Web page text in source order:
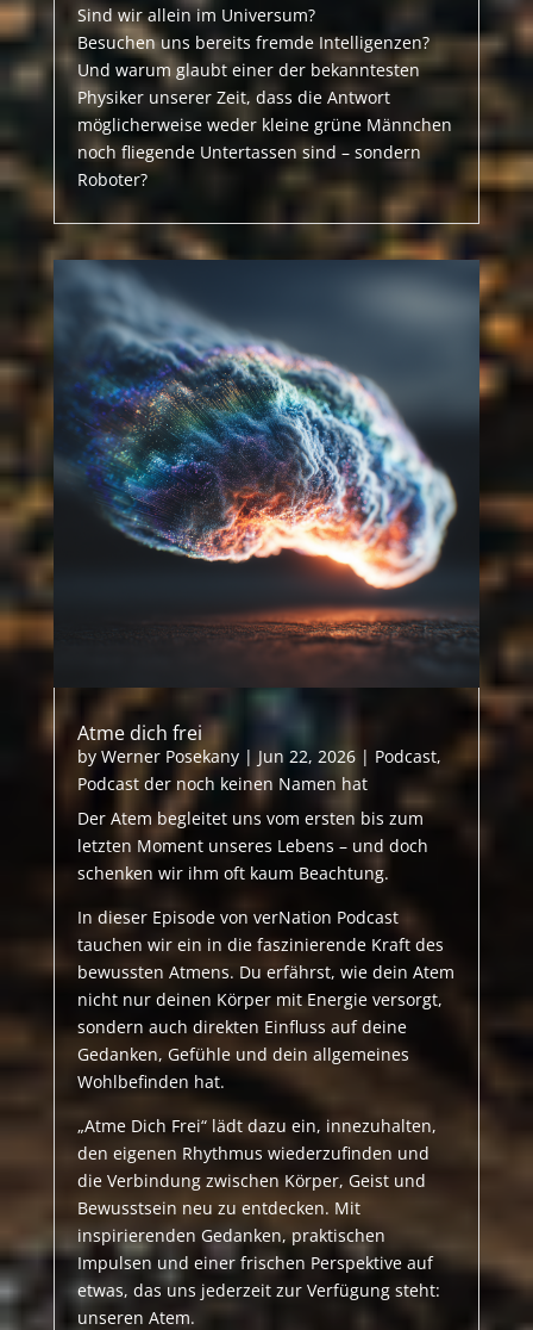
Sind wir allein im Universum?
Besuchen uns bereits fremde Intelligenzen?
Und warum glaubt einer der bekanntesten
Physiker unserer Zeit, dass die Antwort
möglicherweise weder kleine grüne Männchen
noch fliegende Untertassen sind – sondern
Roboter?
Atme dich frei
byWerner Posekany| Jun 22, 2026| Podcast,
Podcast der noch keinen Namen hat
Der Atem begleitet uns vom ersten bis zum
letzten Moment unseres Lebens – und doch
schenken wir ihm oft kaum Beachtung.
In dieser Episode von verNation Podcast
tauchen wir ein in die faszinierende Kraft des
bewussten Atmens. Du erfährst, wie dein Atem
nicht nur deinen Körper mit Energie versorgt,
sondern auch direkten Einfluss auf deine
Gedanken, Gefühle und dein allgemeines
Wohlbefinden hat.
„Atme Dich Frei“ lädt dazu ein, innezuhalten,
den eigenen Rhythmus wiederzufinden und
die Verbindung zwischen Körper, Geist und
Bewusstsein neu zu entdecken. Mit
inspirierenden Gedanken, praktischen
Impulsen und einer frischen Perspektive auf
etwas, das uns jederzeit zur Verfügung steht:
unseren Atem.